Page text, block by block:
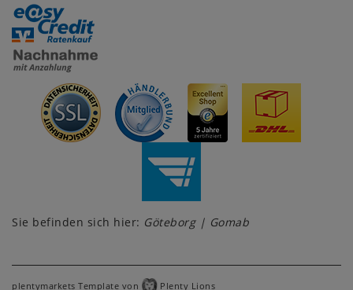
Sie befinden sich hier: Göteborg | Gomab
plentymarkets Template von Plenty Lions